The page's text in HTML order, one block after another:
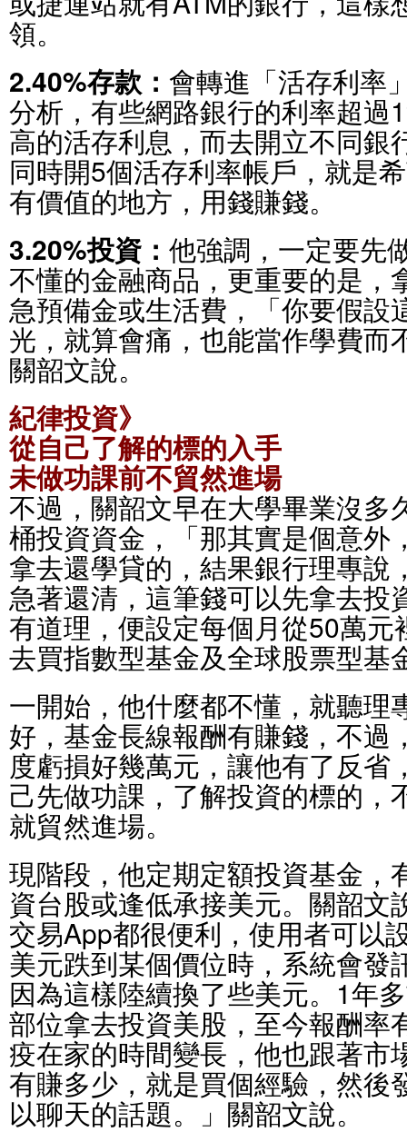
領。
2.40%存款： 會轉進「活存利率
分析，有些網路銀行的利率超過
高的活存利息，而去開立不同銀
同時開5個活存利率帳戶，就是
有價值的地方，用錢賺錢。
3.20%投資： 他強調，一定要先
不懂的金融商品，更重要的是，
急預備金或生活費，「你要假設
光，就算會痛，也能當作學費而
關韶文說。
紀律投資》
從自己了解的標的入手
未做功課前不貿然進場
不過，關韶文早在大學畢業沒多
桶投資資金，「那其實是個意外
拿去還學貸的，結果銀行理專說
急著還清，這筆錢可以先拿去投
有道理，便設定每個月從50萬
去買指數型基金及全球股票型基
一開始，他什麼都不懂，就聽理
好，基金長線報酬有賺錢，不過
度虧損好幾萬元，讓他有了反省
己先做功課，了解投資的標的，
就貿然進場。
現階段，他定期定額投資基金，
資台股或逢低承接美元。關韶文
交易App都很便利，使用者可以
美元跌到某個價位時，系統會發
因為這樣陸續換了些美元。1年
部位拿去投資美股，至今報酬率
疫在家的時間變長，他也跟著市
有賺多少，就是買個經驗，然後
以聊天的話題。」關韶文說。